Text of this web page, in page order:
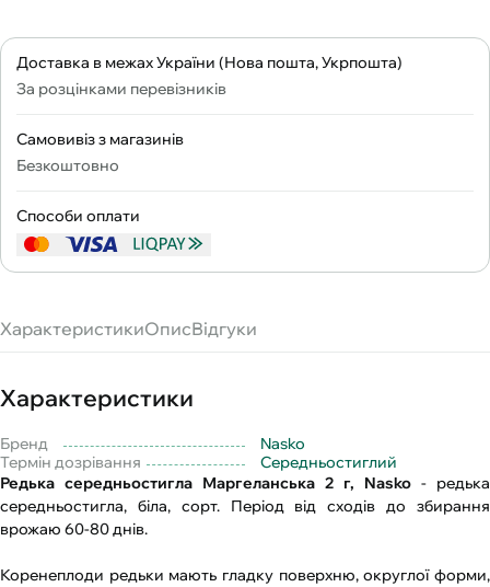
Доставка в межах України (Нова пошта, Укрпошта)
За розцінками перевізників
Самовивіз з магазинів
Безкоштовно
Способи оплати
ХарактеристикиОписВідгуки
Характеристики
Бренд
Nasko
Термін дозрівання
Середньостиглий
Редька середньостигла Маргеланська 2 г, Nasko - редька
середньостигла, біла, сорт. Період від сходів до збирання
врожаю 60-80 днів.
Коренеплоди редьки мають гладку поверхню, округлої форми,